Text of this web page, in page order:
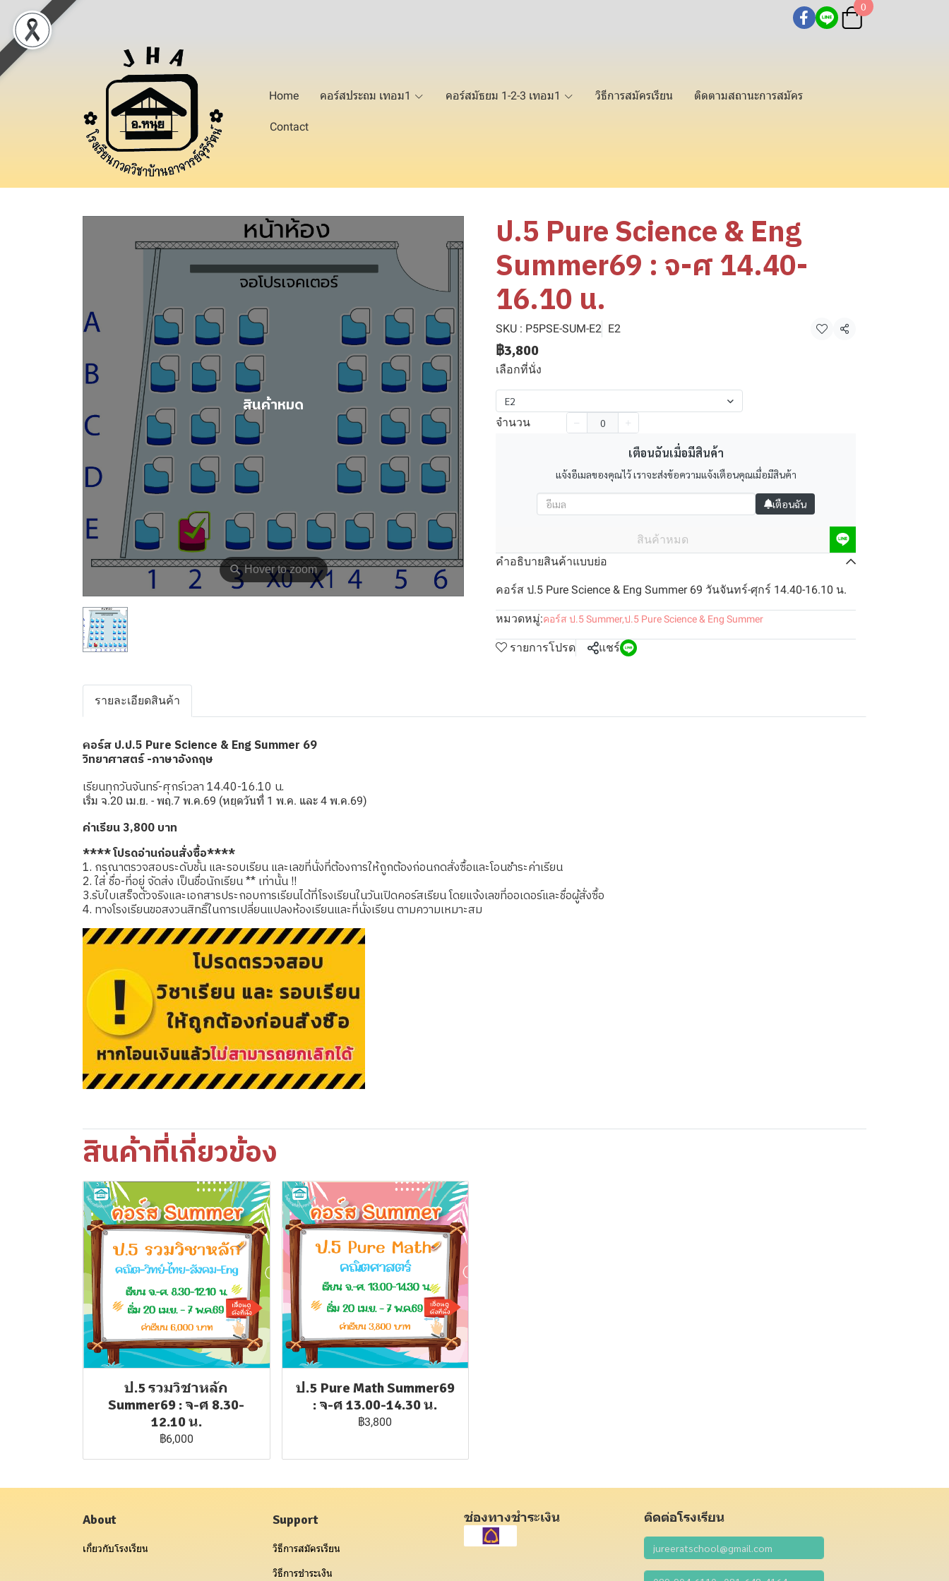
0
Home คอร์สประถม เทอม1 คอร์สมัธยม 1-2-3 เทอม1 วิธีการสมัครเรียน ติดตามสถานะการสมัคร
Contact
⚲Hover to zoom
สินค้าหมด
ป.5 Pure Science & Eng
Summer69 : จ-ศ 14.40-
16.10 น.
SKU : P5PSE-SUM-E2 E2 แชร์
฿3,800
เลือกที่นั่ง
E2
จำนวน
เตือนฉันเมื่อมีสินค้า
แจ้งอีเมลของคุณไว้ เราจะส่งข้อความแจ้งเตือนคุณเมื่อมีสินค้า
เตือนฉัน
สินค้าหมด
คำอธิบายสินค้าแบบย่อ
คอร์ส ป.5 Pure Science & Eng Summer 69 วันจันทร์-ศุกร์ 14.40-16.10 น.
หมวดหมู่:คอร์ส ป.5 Summer,ป.5 Pure Science & Eng Summer
รายการโปรด แชร์
รายละเอียดสินค้า
คอร์ส ป.ป.5 Pure Science & Eng Summer 69
วิทยาศาสตร์ -ภาษาอังกฤษ
เรียนทุกวันจันทร์-ศุกร์เวลา 14.40-16.10 น.
เริ่ม จ.20 เม.ย. - พฤ.7 พ.ค.69 (หยุดวันที่ 1 พ.ค. และ 4 พ.ค.69)
ค่าเรียน 3,800 บาท
**** โปรดอ่านก่อนสั่งซื้อ****
1. กรุณาตรวจสอบระดับชั้น และรอบเรียน และเลขที่นั่งที่ต้องการให้ถูกต้องก่อนกดสั่งซื้อและโอนชำระค่าเรียน
2. ใส่ ชื่อ-ที่อยู่ จัดส่ง เป็นชื่อนักเรียน ** เท่านั้น !!
3.รับใบเสร็จตัวจริงและเอกสารประกอบการเรียนได้ที่โรงเรียนในวันเปิดคอร์สเรียน โดยแจ้งเลขที่ออเดอร์และชื่อผู้สั่งซื้อ
4. ทางโรงเรียนขอสงวนสิทธิ์ในการเปลี่ยนแปลงห้องเรียนและที่นั่งเรียน ตามความเหมาะสม
สินค้าที่เกี่ยวข้อง
ป.5 รวมวิชาหลัก
Summer69 : จ-ศ 8.30-
12.10 น.
฿6,000
ป.5 Pure Math Summer69
: จ-ศ 13.00-14.30 น.
฿3,800
About
เกี่ยวกับโรงเรียน
Support
วิธีการสมัครเรียน
วิธีการชำระเงิน
ช่องทางชำระเงิน ติดต่อโรงเรียน